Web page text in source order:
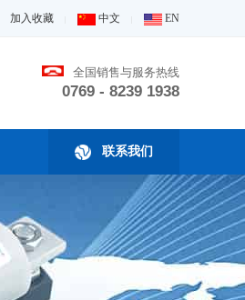
中文 EN
加入收藏
全国销售与服务热线
0769 - 8239 1938
联系我们